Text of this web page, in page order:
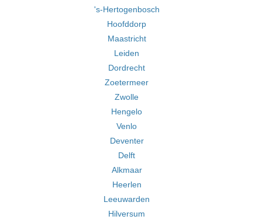
's-Hertogenbosch
Hoofddorp
Maastricht
Leiden
Dordrecht
Zoetermeer
Zwolle
Hengelo
Venlo
Deventer
Delft
Alkmaar
Heerlen
Leeuwarden
Hilversum